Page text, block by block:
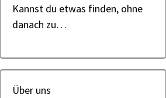
Kannst du etwas finden, ohne
danach zu…
Über uns